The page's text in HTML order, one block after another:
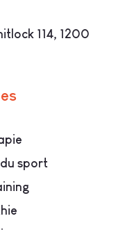
114, 1200
sport